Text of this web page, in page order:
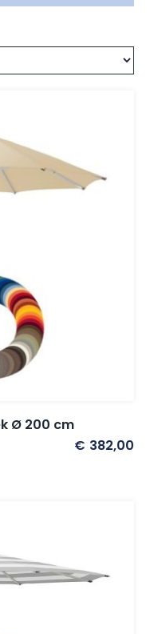
Ø 200 cm
€ 382,00